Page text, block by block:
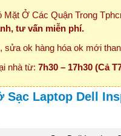
Ở Các Quận Trong
tư vấn miễn phí.
ok hàng hóa ok mới
nhà từ: 7h30 – 17h30 (Cả
Laptop Dell